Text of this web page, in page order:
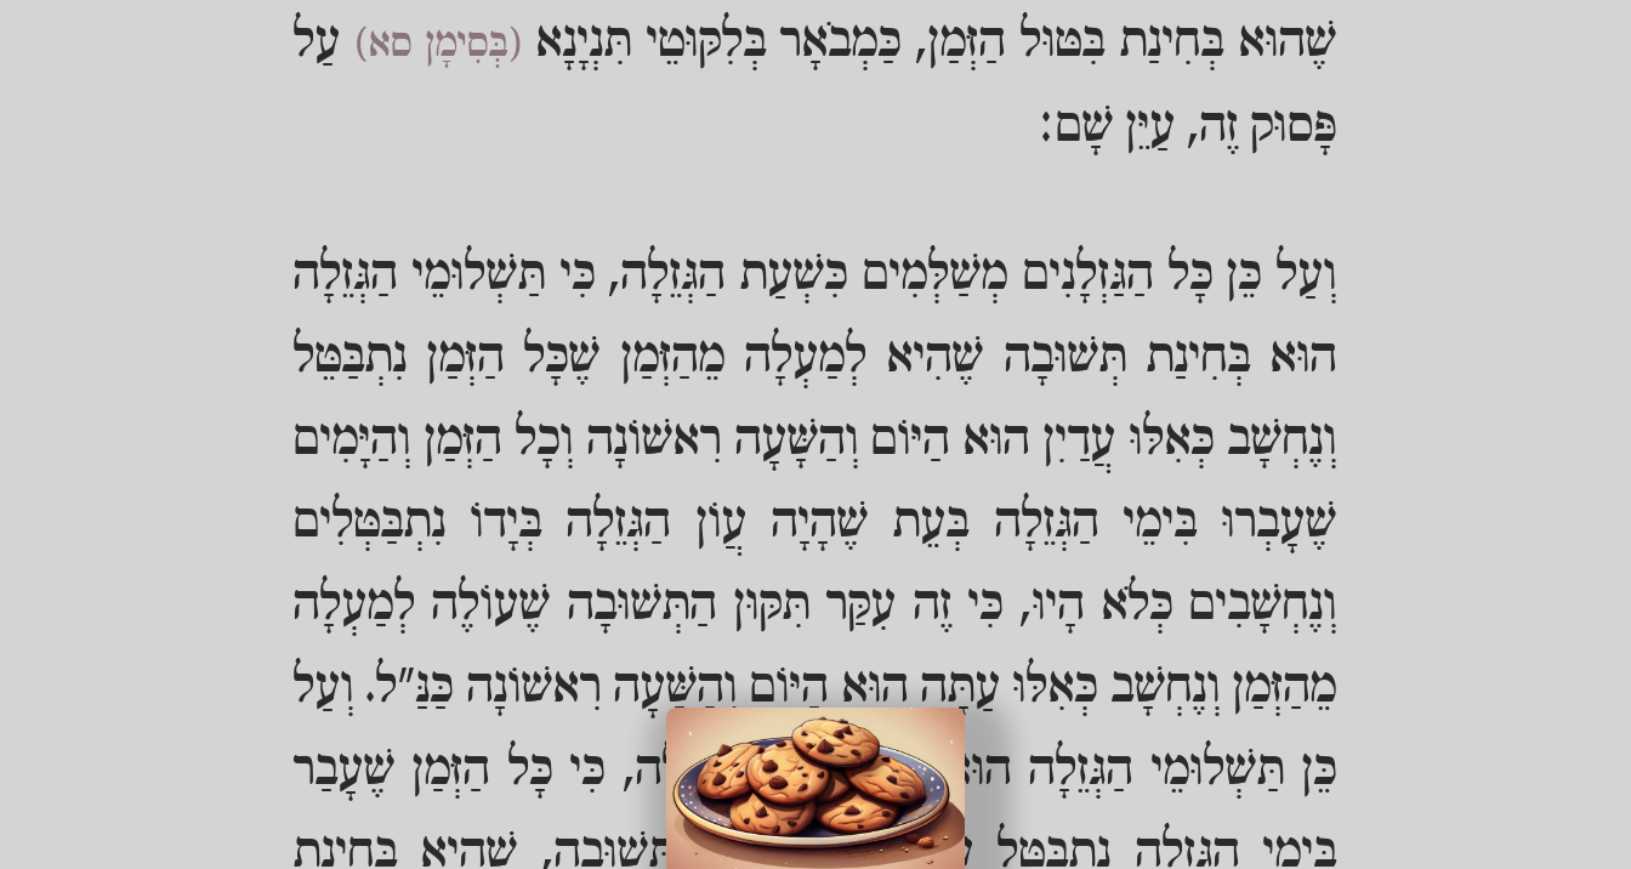
שֶׁהוּא בְּחִינַת בִּטּוּל הַזְּמַן, כַּמְבֹאָר בְּלִקּוּטֵי תִּנְיָנָא (בְּסִימָן סא) עַל
פָּסוּק זֶה, עַיֵּן שָׁם:
וְעַל כֵּן כָּל הַגַּזְלָנִים מְשַׁלְּמִים כִּשְׁעַת הַגְּזֵלָה, כִּי תַּשְׁלוּמֵי הַגְּזֵלָה
הוּא בְּחִינַת תְּשׁוּבָה שֶׁהִיא לְמַעְלָה מֵהַזְּמַן שֶׁכָּל הַזְּמַן נִתְבַּטֵּל
וְנֶחְשָׁב כְּאִלּוּ עֲדַיִן הוּא הַיּוֹם וְהַשָּׁעָה רִאשׁוֹנָה וְכָל הַזְּמַן וְהַיָּמִים
שֶׁעָבְרוּ בִּימֵי הַגְּזֵלָה בְּעֵת שֶׁהָיָה עֲוֹן הַגְּזֵלָה בְּיָדוֹ נִתְבַּטְּלִים
וְנֶחְשָׁבִים כְּלֹא הָיוּ, כִּי זֶה עִקַּר תִּקּוּן הַתְּשׁוּבָה שֶׁעוֹלֶה לְמַעְלָה
מֵהַזְּמַן וְנֶחְשָׁב כְּאִלּוּ עַתָּה הוּא הַיּוֹם וְהַשָּׁעָה רִאשׁוֹנָה כַּנַּ"ל. וְעַל
כֵּן תַּשְׁלוּמֵי הַגְּזֵלָה הוּא רַק כִּשְׁעַת הַגְּזֵלָה, כִּי כָּל הַזְּמַן שֶׁעָבַר
בִּימֵי הַגְּזֵלָה נִתְבַּטֵּל עַל יְדֵי בְּחִינַת הַתְּשׁוּבָה, שֶׁהִיא בְּחִינַת